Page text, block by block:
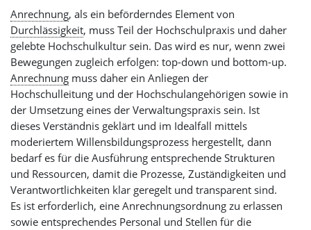
Anrechnung, als ein beförderndes Element von
Durchlässigkeit, muss Teil der Hochschulpraxis und daher
gelebte Hochschulkultur sein. Das wird es nur, wenn zwei
Bewegungen zugleich erfolgen: top-down und bottom-up.
Anrechnung muss daher ein Anliegen der
Hochschulleitung und der Hochschulangehörigen sowie in
der Umsetzung eines der Verwaltungspraxis sein. Ist
dieses Verständnis geklärt und im Idealfall mittels
moderiertem Willensbildungsprozess hergestellt, dann
bedarf es für die Ausführung entsprechende Strukturen
und Ressourcen, damit die Prozesse, Zuständigkeiten und
Verantwortlichkeiten klar geregelt und transparent sind.
Es ist erforderlich, eine Anrechnungsordnung zu erlassen
sowie entsprechendes Personal und Stellen für die